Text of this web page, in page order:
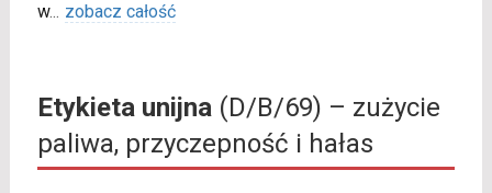
w... zobacz całość
Etykieta unijna(D/B/69) – zużycie
paliwa, przyczepność i hałas